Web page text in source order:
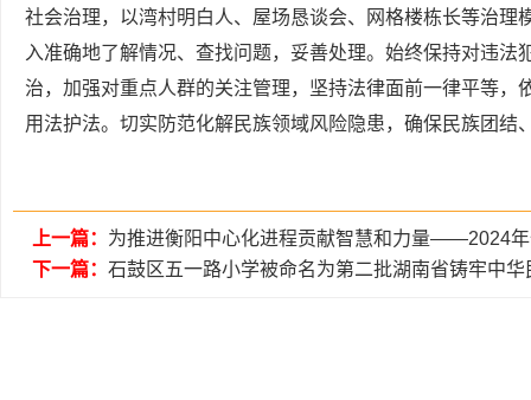
社会治理，以湾村明白人、屋场恳谈会、网格楼栋长等治
入准确地了解情况、查找问题，妥善处理。始终保持对违
治，加强对重点人群的关注管理，坚持法律面前一律平等
用法护法。切实防范化解民族领域风险隐患，确保民族团结
上一篇： 为推进衡阳中心化进程贡献智慧和力量——2024
下一篇： 石鼓区五一路小学被命名为第二批湖南省铸牢中